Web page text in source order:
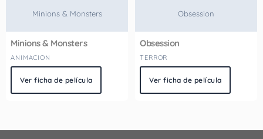
Minions & Monsters
Minions & Monsters
ANIMACION
Ver ficha de película
Obsession
Obsession
TERROR
Ver ficha de película